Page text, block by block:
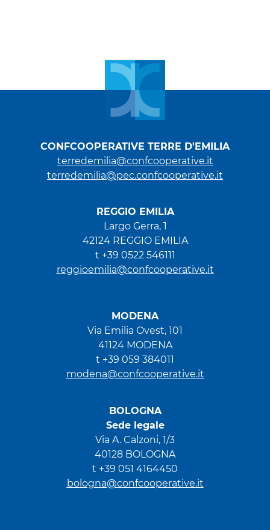
CONFCOOPERATIVE TERRE D'EMILIA
terredemilia@confcooperative.it
terredemilia@pec.confcooperative.it
REGGIO EMILIA
Largo Gerra, 1
42124 REGGIO EMILIA
t +39 0522 546111
reggioemilia@confcooperative.it
MODENA
Via Emilia Ovest, 101
41124 MODENA
t +39 059 384011
modena@confcooperative.it
BOLOGNA
Sede legale
Via A. Calzoni, 1/3
40128 BOLOGNA
t +39 051 4164450
bologna@confcooperative.it